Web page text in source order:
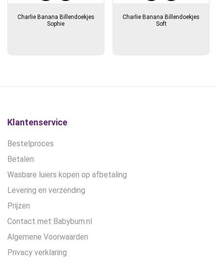
Charlie Banana Billendoekjes
Sophie
Charlie Banana Billendoekjes
Soft
Klantenservice
Bestelproces
Betalen
Wasbare luiers kopen op afbetaling
Levering en verzending
Prijzen
Contact met Babybum.nl
Algemene Voorwaarden
Privacy verklaring